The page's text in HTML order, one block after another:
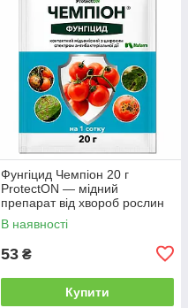
Фунгіцид Чемпіон 20 г
ProtectON — мідний
препарат від хвороб рослин
В наявності
53 ₴
Купити